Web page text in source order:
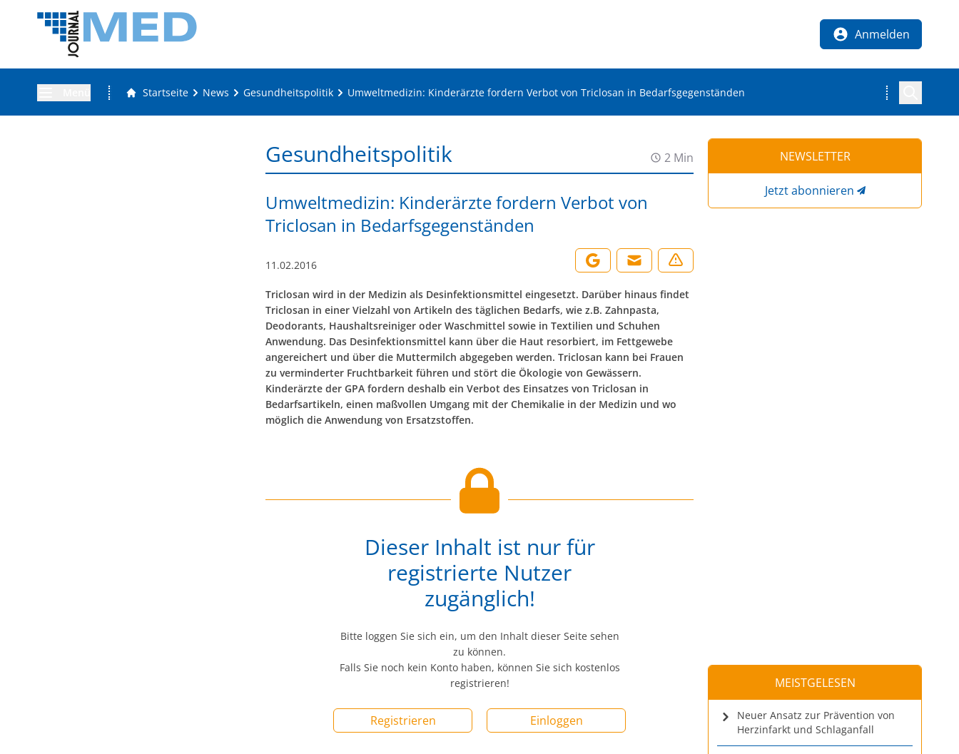
Anmelden
Startseite News Gesundheitspolitik Umweltmedizin: Kinderärzte fordern Verbot von Triclosan in Bedarfsgegenständen
Gesundheitspolitik 2 Min
Umweltmedizin: Kinderärzte fordern Verbot von
Triclosan in Bedarfsgegenständen
11.02.2016
Triclosan wird in der Medizin als Desinfektionsmittel eingesetzt. Darüber hinaus findet
Triclosan in einer Vielzahl von Artikeln des täglichen Bedarfs, wie z.B. Zahnpasta,
Deodorants, Haushaltsreiniger oder Waschmittel sowie in Textilien und Schuhen
Anwendung. Das Desinfektionsmittel kann über die Haut resorbiert, im Fettgewebe
angereichert und über die Muttermilch abgegeben werden. Triclosan kann bei Frauen
zu verminderter Fruchtbarkeit führen und stört die Ökologie von Gewässern.
Kinderärzte der GPA fordern deshalb ein Verbot des Einsatzes von Triclosan in
Bedarfsartikeln, einen maßvollen Umgang mit der Chemikalie in der Medizin und wo
möglich die Anwendung von Ersatzstoffen.
Dieser Inhalt ist nur für
registrierte Nutzer
zugänglich!
Bitte loggen Sie sich ein, um den Inhalt dieser Seite sehen
zu können.
Falls Sie noch kein Konto haben, können Sie sich kostenlos
registrieren!
Registrieren Einloggen
NEWSLETTER
Jetzt abonnieren
MEISTGELESEN
Neuer Ansatz zur Prävention von
Herzinfarkt und Schlaganfall